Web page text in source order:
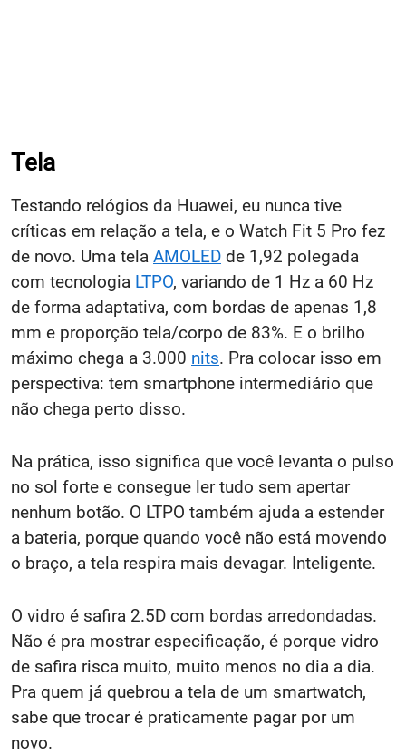
Tela
Testando relógios da Huawei, eu nunca tive
críticas em relação a tela, e o Watch Fit 5 Pro fez
de novo. Uma tela AMOLED de 1,92 polegada
com tecnologia LTPO, variando de 1 Hz a 60 Hz
de forma adaptativa, com bordas de apenas 1,8
mm e proporção tela/corpo de 83%. E o brilho
máximo chega a 3.000 nits. Pra colocar isso em
perspectiva: tem smartphone intermediário que
não chega perto disso.
Na prática, isso significa que você levanta o pulso
no sol forte e consegue ler tudo sem apertar
nenhum botão. O LTPO também ajuda a estender
a bateria, porque quando você não está movendo
o braço, a tela respira mais devagar. Inteligente.
O vidro é safira 2.5D com bordas arredondadas.
Não é pra mostrar especificação, é porque vidro
de safira risca muito, muito menos no dia a dia.
Pra quem já quebrou a tela de um smartwatch,
sabe que trocar é praticamente pagar por um
novo.